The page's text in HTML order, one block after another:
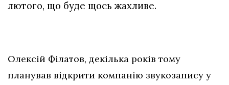
лютого, що буде щось жахливе.
Олексій Філатов, декілька років тому
планував відкрити компанію звукозапису у